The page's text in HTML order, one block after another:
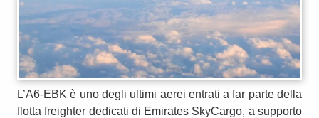
L’A6-EBK è uno degli ultimi aerei entrati a far parte della
flotta freighter dedicati di Emirates SkyCargo, a supporto